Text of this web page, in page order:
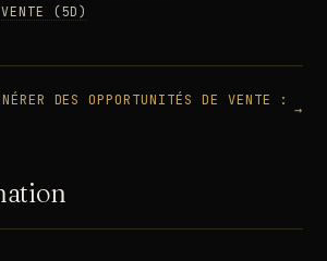
VENTE (5D)
DES OPPORTUNITÉS DE VENTE :
→